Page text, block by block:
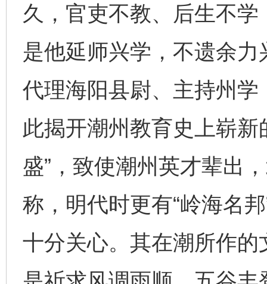
久，官吏不教、后生不
是他延师兴学，不遗余
代理海阳县尉、主持州
此揭开潮州教育史上崭
盛”，致使潮州英才辈出
称，明代时更有“岭海名
十分关心。其在潮所作